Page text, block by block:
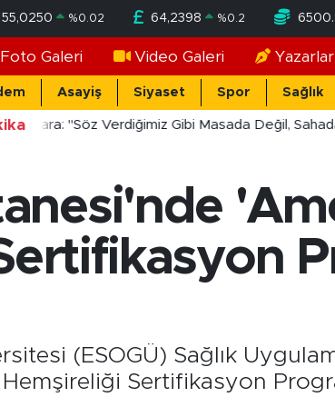
55,0250 %0.02 64,2398 %0.2
Foto Galeri Video Galeri Yazarlar
Asayiş Siyaset Spor Sağlık
"Söz Verdiğimiz Gibi Masada Değil,
(ESOGÜ) Sağlık
Sertifikasyon